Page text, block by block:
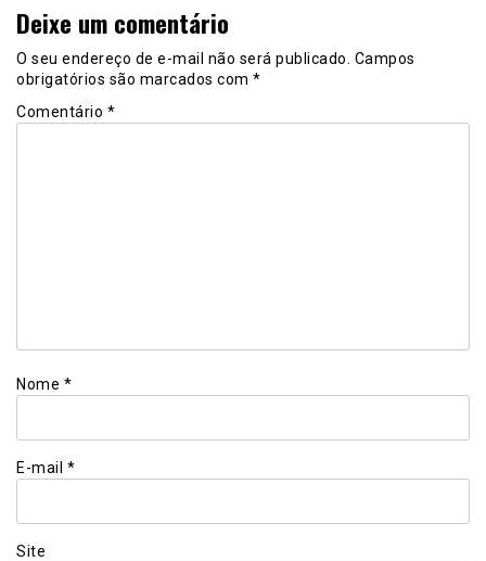
Deixe um comentário
O seu endereço de e-mail não será publicado. Campos
obrigatórios são marcados com *
Comentário *
Nome *
E-mail *
Site